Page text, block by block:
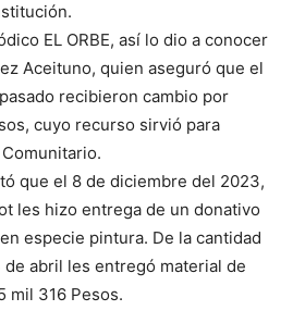
EL ORBE, así lo dio a conocer
Aceituno, quien aseguró que el
recibieron cambio por
cuyo recurso sirvió para
que el 8 de diciembre del 2023,
les hizo entrega de un donativo
especie pintura. De la cantidad
abril les entregó material de
mil 316 Pesos.